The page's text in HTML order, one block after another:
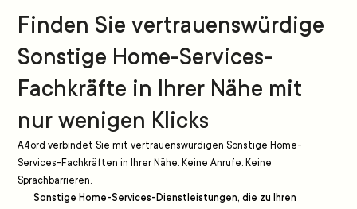
Finden Sie vertrauenswürdige
Sonstige Home-Services-
Fachkräfte in Ihrer Nähe mit
nur wenigen Klicks
A4ord verbindet Sie mit vertrauenswürdigen Sonstige Home-
Services-Fachkräften in Ihrer Nähe. Keine Anrufe. Keine
Sprachbarrieren.
Sonstige Home-Services-Dienstleistungen, die zu Ihren